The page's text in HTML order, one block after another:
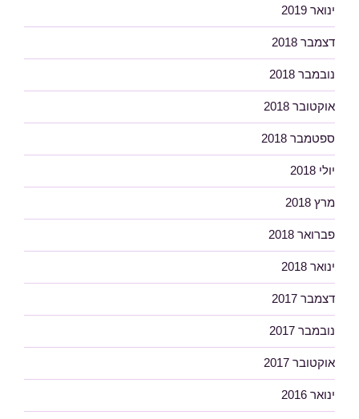
ינואר 2019
דצמבר 2018
נובמבר 2018
אוקטובר 2018
ספטמבר 2018
יולי 2018
מרץ 2018
פברואר 2018
ינואר 2018
דצמבר 2017
נובמבר 2017
אוקטובר 2017
ינואר 2016